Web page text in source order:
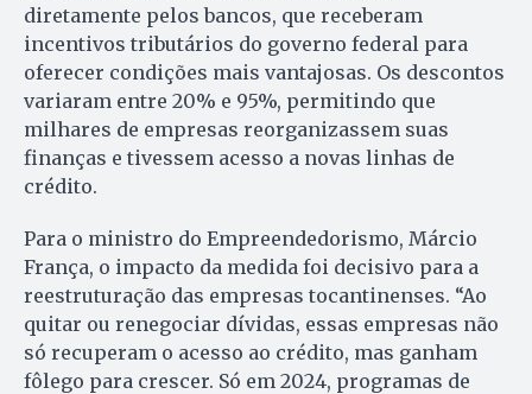
diretamente pelos bancos, que receberam
incentivos tributários do governo federal para
oferecer condições mais vantajosas. Os descontos
variaram entre 20% e 95%, permitindo que
milhares de empresas reorganizassem suas
finanças e tivessem acesso a novas linhas de
crédito.
Para o ministro do Empreendedorismo, Márcio
França, o impacto da medida foi decisivo para a
reestruturação das empresas tocantinenses. “Ao
quitar ou renegociar dívidas, essas empresas não
só recuperam o acesso ao crédito, mas ganham
fôlego para crescer. Só em 2024, programas de